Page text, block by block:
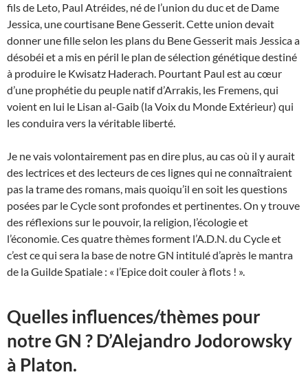
fils de Leto, Paul Atréides, né de l’union du duc et de Dame
Jessica, une courtisane Bene Gesserit. Cette union devait
donner une fille selon les plans du Bene Gesserit mais Jessica a
désobéi et a mis en péril le plan de sélection génétique destiné
à produire le Kwisatz Haderach. Pourtant Paul est au cœur
d’une prophétie du peuple natif d’Arrakis, les Fremens, qui
voient en lui le Lisan al-Gaib (la Voix du Monde Extérieur) qui
les conduira vers la véritable liberté.
Je ne vais volontairement pas en dire plus, au cas où il y aurait
des lectrices et des lecteurs de ces lignes qui ne connaîtraient
pas la trame des romans, mais quoiqu’il en soit les questions
posées par le Cycle sont profondes et pertinentes. On y trouve
des réflexions sur le pouvoir, la religion, l’écologie et
l’économie. Ces quatre thèmes forment l’A.D.N. du Cycle et
c’est ce qui sera la base de notre GN intitulé d’après le mantra
de la Guilde Spatiale : « l’Epice doit couler à flots ! ».
Quelles influences/thèmes pour
notre GN ? D’Alejandro Jodorowsky
à Platon.